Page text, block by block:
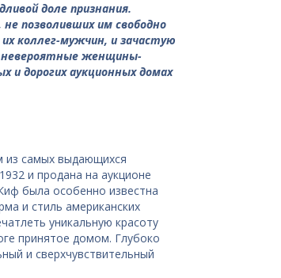
доле признания.
позволивших им свободно
коллег-мужчин, и зачастую
невероятные женщины-
и дорогих аукционных домах
из самых выдающихся
и продана на аукционе
была особенно известна
и стиль американских
уникальную красоту
принятое домом. Глубоко
и сверхчувствительный